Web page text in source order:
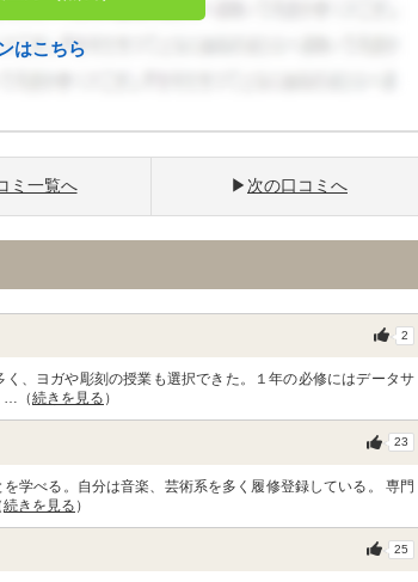
はこちら
ミ一覧へ 次の口コミへ
2
、ヨガや彫刻の授業も選択できた。１年の必修にはデータサ
…（続きを見る ）
23
学べる。自分は音楽、芸術系を多く履修登録している。 専門
続きを見る ）
25